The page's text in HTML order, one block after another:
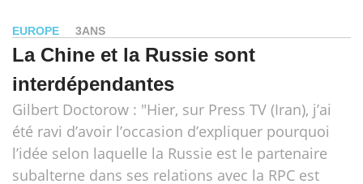
EUROPE 3ANS
La Chine et la Russie sont
interdépendantes
Gilbert Doctorow : "Hier, sur Press TV (Iran), j’ai
été ravi d’avoir l’occasion d’expliquer pourquoi
l’idée selon laquelle la Russie est le partenaire
subalterne dans ses relations avec la RPC est